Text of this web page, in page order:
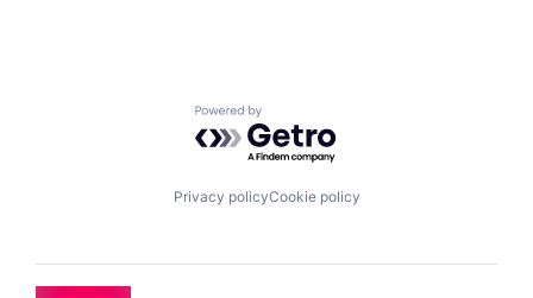
Powered by Getro.com
Privacy policyCookie policy